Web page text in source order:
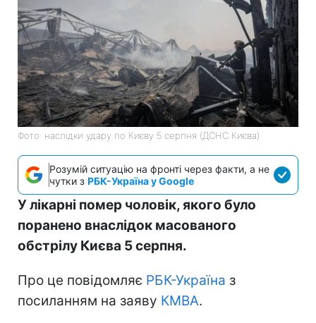
Фото: наслідки удару по Києву 5 серпня (ДСНС Києва)
Розумій ситуацію на фронті через факти, а не
чутки з РБК-Україна у Google
У лікарні помер чоловік, якого було
поранено внаслідок масованого
обстрілу Києва 5 серпня.
Про це повідомляє РБК-Україна з
посиланням на заяву КМВА.